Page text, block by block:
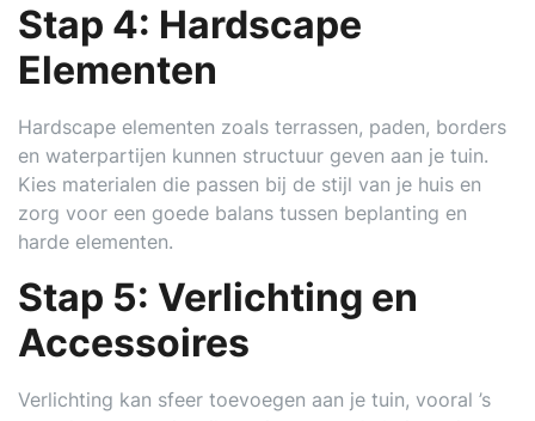
Stap 4: Hardscape
Elementen
Hardscape elementen zoals terrassen, paden, borders
en waterpartijen kunnen structuur geven aan je tuin.
Kies materialen die passen bij de stijl van je huis en
zorg voor een goede balans tussen beplanting en
harde elementen.
Stap 5: Verlichting en
Accessoires
Verlichting kan sfeer toevoegen aan je tuin, vooral ’s